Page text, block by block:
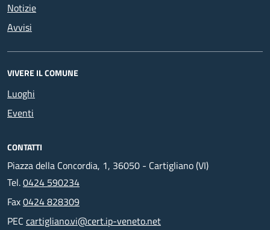
Notizie
Avvisi
VIVERE IL COMUNE
Luoghi
Eventi
CONTATTI
Piazza della Concordia, 1, 36050 - Cartigliano (VI)
Tel.0424 590234
Fax0424 828309
PEC cartigliano.vi@cert.ip-veneto.net